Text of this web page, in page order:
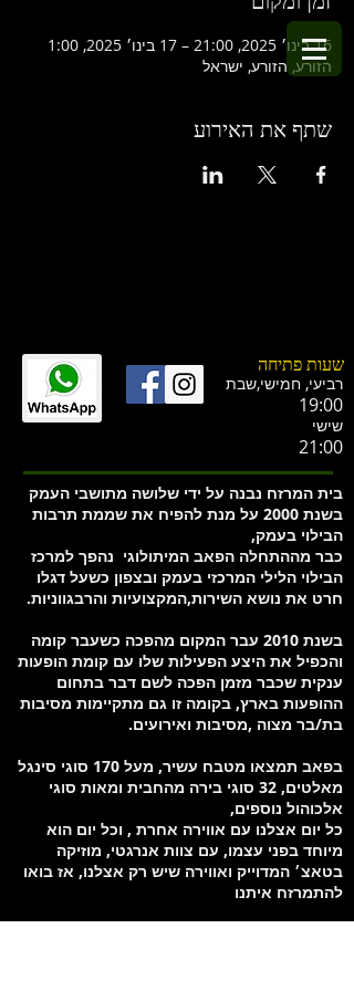
16 בינו׳ 2025, 21:00 – 17 בינו׳ 2025, 1:00
הזורע, הזורע, ישראל
שתף את האירוע
שעות פתיחה
רביעי, חמישי,שבת
19:00
שישי
21:00
בית המרזח נבנה על ידי שלושה מתושבי העמק
בשנת 2000 על מנת להפיח את שממת תרבות
הבילוי בעמק,
כבר מההתחלה הפאב המיתולוגי נהפך למרכז
הבילוי הלילי המרכזי בעמק ובצפון כשעל דגלו
חרט את נושא השירות,המקצועיות והרבגווניות.
בשנת 2010 עבר המקום מהפכה כשעבר קומה
והכפיל את היצע הפעילות שלו עם קומת הופעות
ענקית שכבר מזמן הפכה לשם דבר בתחום
ההופעות בארץ, בקומה זו גם מתקיימות מסיבות
בת/בר מצוה ,מסיבות ואירועים.
בפאב תמצאו מטבח עשיר, מעל 170 סוגי סינגל
מאלטים, 32 סוגי בירה מהחבית ומאות סוגי
אלכוהול נוספים,
כל יום אצלנו עם אווירה אחרת , וכל יום הוא
מיוחד בפני עצמו, עם צוות אנרגטי, מוזיקה
בטאצ׳ המדוייק ואווירה שיש רק אצלנו, אז בואו
להתמרזח איתנו